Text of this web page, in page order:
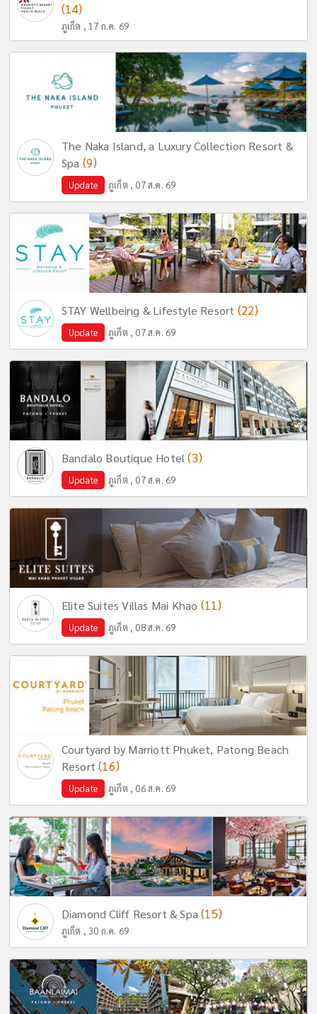
(14)
ภูเก็ต , 17 ก.ค. 69
The Naka Island, a Luxury Collection Resort &
Spa (9)
Update ภูเก็ต , 07 ส.ค. 69
STAY Wellbeing & Lifestyle Resort (22)
Update ภูเก็ต , 07 ส.ค. 69
Bandalo Boutique Hotel(3)
Update ภูเก็ต , 07 ส.ค. 69
Elite Suites Villas Mai Khao (11)
Update ภูเก็ต , 08 ส.ค. 69
Courtyard by Marriott Phuket, Patong Beach
Resort(16)
Update ภูเก็ต , 06 ส.ค. 69
Diamond Cliff Resort & Spa(15)
ภูเก็ต , 30 ก.ค. 69